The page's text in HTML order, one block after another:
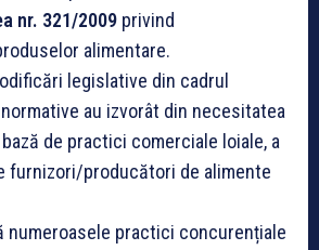
nr. 321/2009 privind
alimentare.
legislative din cadrul
au izvorât din necesitatea
de practici comerciale loiale, a
furnizori/producători de alimente
numeroasele practici concurențiale